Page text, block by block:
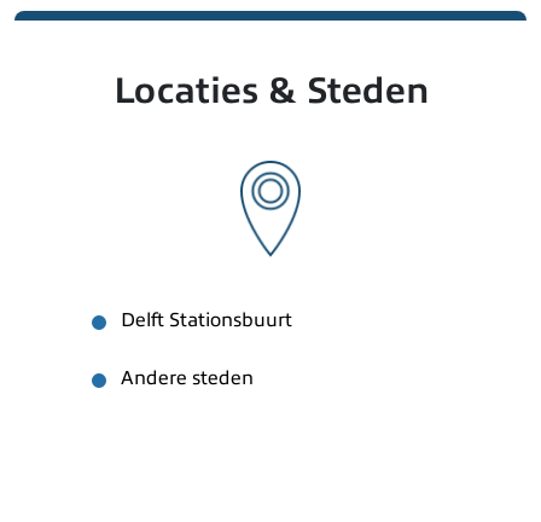
Locaties & Steden
Delft Stationsbuurt
Andere steden